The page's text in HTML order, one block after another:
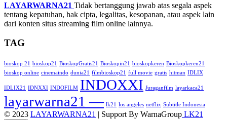
LAYARWARNA21 Tidak bertanggung jawab atas segala aspek
tentang kepatuhan, hak cipta, legalitas, kesopanan, atau aspek lain
dari konten situs streaming film online lainnya.
TAG
bioskop 21 bioskop21 BioskopGratis21 Bioskopin21 bioskopkeren Bioskopkeren21
bioskop online cinemaindo dunia21 filmbioskop21 full movie gratis hitman IDLIX
IDLIX21 IDNXXI INDOFILM INDOXXI Juraganfilm layarkaca21
layarwarna21 — lk21 los angeles netflix Subtitle Indonesia
© 2023 LAYARWARNA21 | Support By WarnaGroup LK21